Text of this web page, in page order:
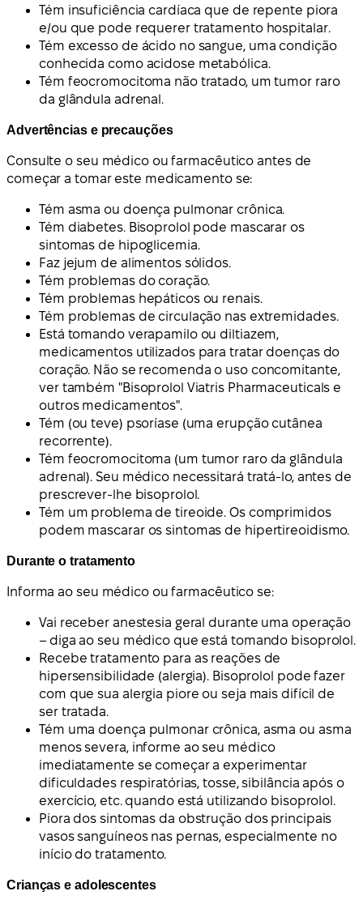
Tém insuficiência cardíaca que de repente piora
e/ou que pode requerer tratamento hospitalar.
Tém excesso de ácido no sangue, uma condição
conhecida como acidose metabólica.
Tém feocromocitoma não tratado, um tumor raro
da glândula adrenal.
Advertências e precauções
Consulte o seu médico ou farmacêutico antes de
começar a tomar este medicamento se:
Tém asma ou doença pulmonar crônica.
Tém diabetes. Bisoprolol pode mascarar os
sintomas de hipoglicemia.
Faz jejum de alimentos sólidos.
Tém problemas do coração.
Tém problemas hepáticos ou renais.
Tém problemas de circulação nas extremidades.
Está tomando verapamilo ou diltiazem,
medicamentos utilizados para tratar doenças do
coração. Não se recomenda o uso concomitante,
ver também "Bisoprolol Viatris Pharmaceuticals e
outros medicamentos".
Tém (ou teve) psoríase (uma erupção cutânea
recorrente).
Tém feocromocitoma (um tumor raro da glândula
adrenal). Seu médico necessitará tratá-lo, antes de
prescrever-lhe bisoprolol.
Tém um problema de tireoide. Os comprimidos
podem mascarar os sintomas de hipertireoidismo.
Durante o tratamento
Informa ao seu médico ou farmacêutico se:
Vai receber anestesia geral durante uma operação
– diga ao seu médico que está tomando bisoprolol.
Recebe tratamento para as reações de
hipersensibilidade (alergia). Bisoprolol pode fazer
com que sua alergia piore ou seja mais difícil de
ser tratada.
Tém uma doença pulmonar crônica, asma ou asma
menos severa, informe ao seu médico
imediatamente se começar a experimentar
dificuldades respiratórias, tosse, sibilância após o
exercício, etc. quando está utilizando bisoprolol.
Piora dos sintomas da obstrução dos principais
vasos sanguíneos nas pernas, especialmente no
início do tratamento.
Crianças e adolescentes